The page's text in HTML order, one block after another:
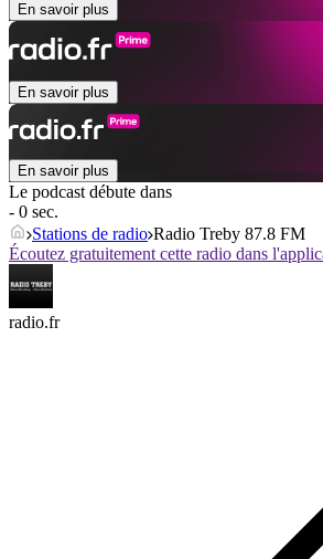
En savoir plus
En savoir plus
En savoir plus
Le podcast débute dans
- 0 sec.
Stations de radio Radio Treby 87.8 FM
Écoutez gratuitement cette radio dans
radio.fr